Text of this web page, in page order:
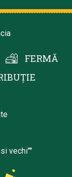
FERMĂ
vechi""